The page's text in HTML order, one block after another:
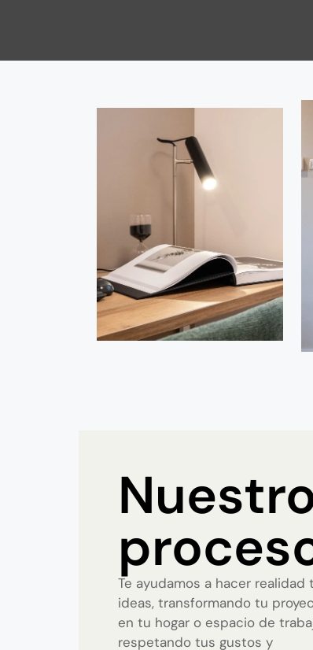
Te ayudamos a hacer realidad
ideas, transformando tu
en tu hogar o espacio de
respetando tus gustos y